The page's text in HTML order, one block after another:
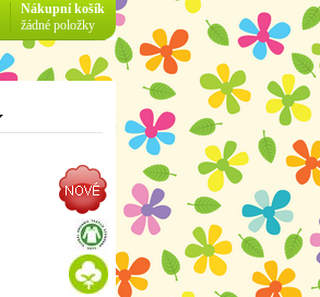
Nákupní košík
žádné položky